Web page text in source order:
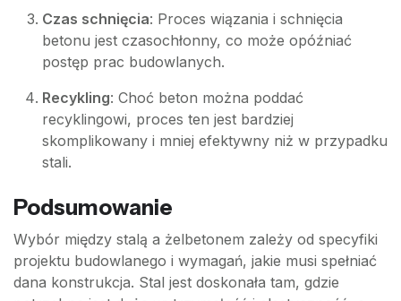
Czas schnięcia: Proces wiązania i schnięcia
betonu jest czasochłonny, co może opóźniać
postęp prac budowlanych.
Recykling: Choć beton można poddać
recyklingowi, proces ten jest bardziej
skomplikowany i mniej efektywny niż w przypadku
stali.
Podsumowanie
Wybór między stalą a żelbetonem zależy od specyfiki
projektu budowlanego i wymagań, jakie musi spełniać
dana konstrukcja. Stal jest doskonała tam, gdzie